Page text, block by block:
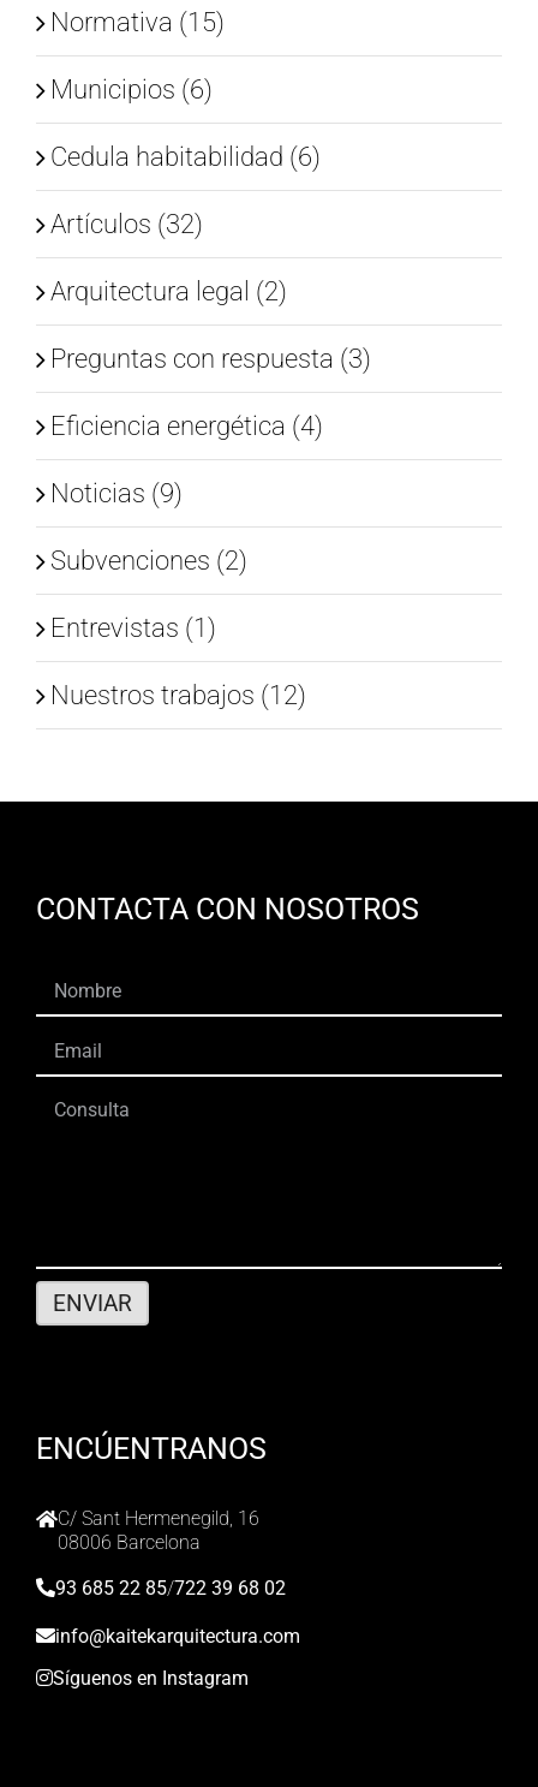
Normativa (15)
Municipios (6)
Cedula habitabilidad (6)
Artículos (32)
Arquitectura legal (2)
Preguntas con respuesta (3)
Eficiencia energética (4)
Noticias (9)
Subvenciones (2)
Entrevistas (1)
Nuestros trabajos (12)
CONTACTA CON NOSOTROS
ENCÚENTRANOS
C/ Sant Hermenegild, 16
08006 Barcelona
93 685 22 85/722 39 68 02
info@kaitekarquitectura.com
Síguenos en Instagram